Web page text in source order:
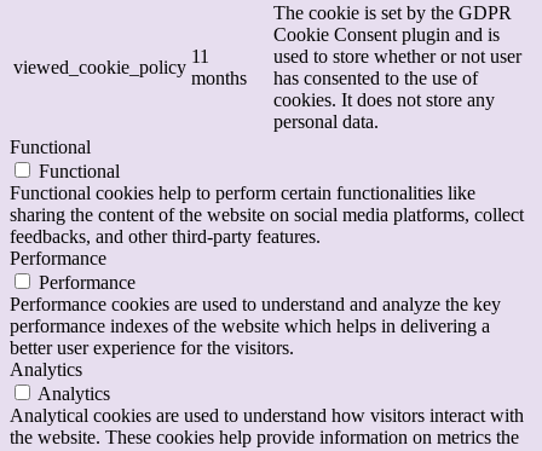
viewed_cookie_policy
11
months
The cookie is set by the GDPR
Cookie Consent plugin and is
used to store whether or not user
has consented to the use of
cookies. It does not store any
personal data.
Functional
Functional
Functional cookies help to perform certain functionalities like
sharing the content of the website on social media platforms, collect
feedbacks, and other third-party features.
Performance
Performance
Performance cookies are used to understand and analyze the key
performance indexes of the website which helps in delivering a
better user experience for the visitors.
Analytics
Analytics
Analytical cookies are used to understand how visitors interact with
the website. These cookies help provide information on metrics the